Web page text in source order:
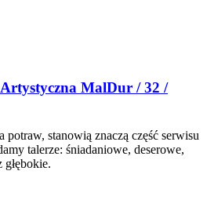
MalDur / 32 /
potraw, stanowią znaczą część serwisu
talerze: śniadaniowe, deserowe,